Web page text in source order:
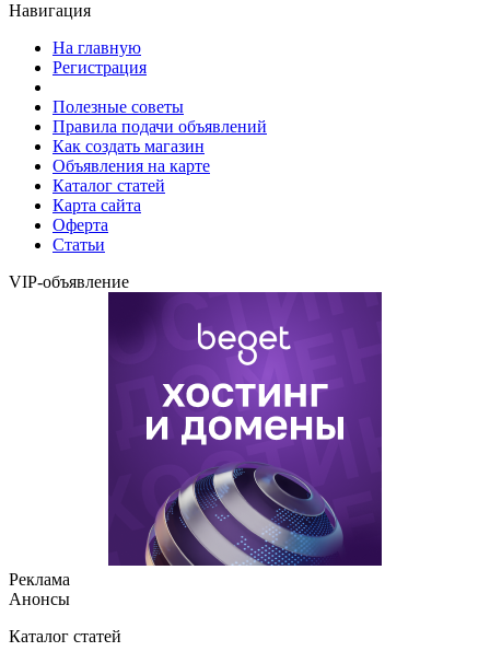
Навигация
На главную
Регистрация
Полезные советы
Правила подачи объявлений
Как создать магазин
Объявления на карте
Каталог статей
Карта сайта
Оферта
Статьи
VIP-объявление
Реклама
Анонсы
Каталог статей